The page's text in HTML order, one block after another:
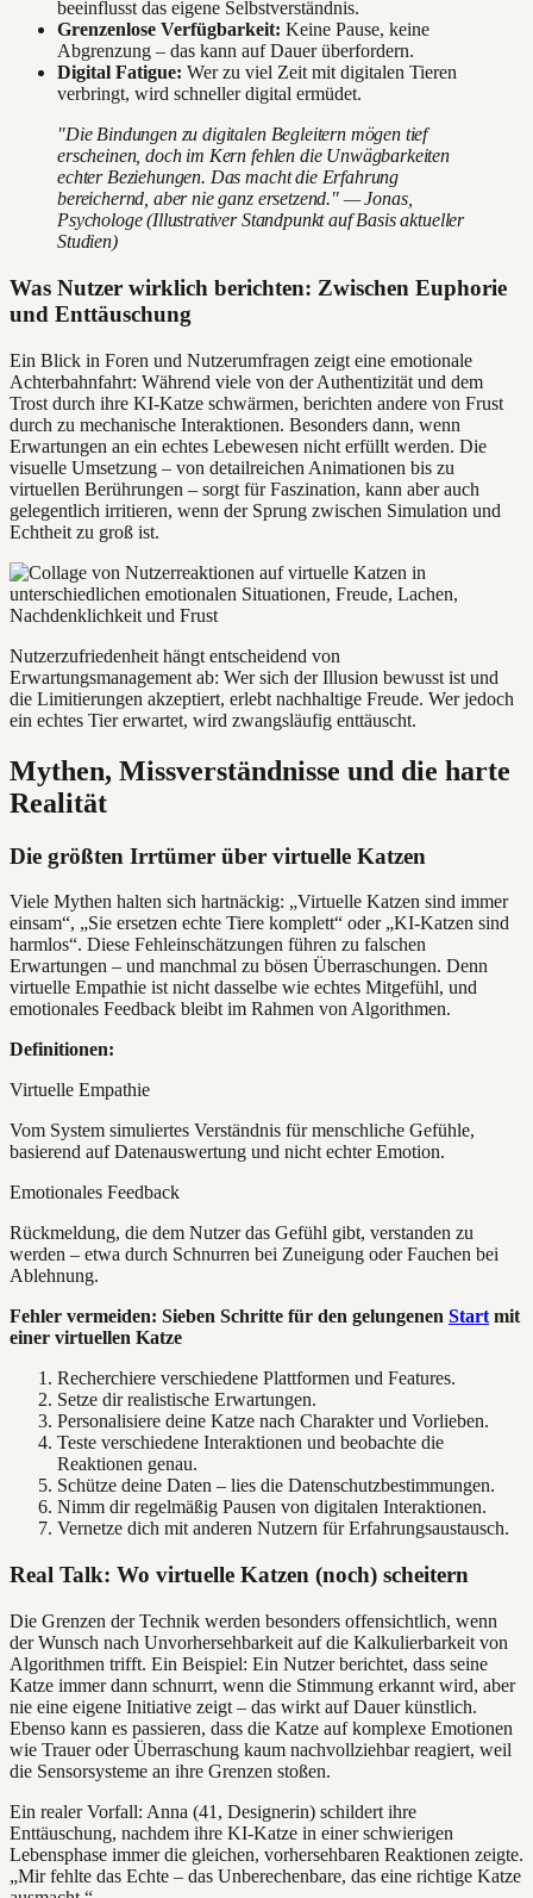
beeinflusst das eigene Selbstverständnis.
Grenzenlose Verfügbarkeit: Keine Pause, keine
Abgrenzung – das kann auf Dauer überfordern.
Digital Fatigue: Wer zu viel Zeit mit digitalen Tieren
verbringt, wird schneller digital ermüdet.
"Die Bindungen zu digitalen Begleitern mögen tief
erscheinen, doch im Kern fehlen die Unwägbarkeiten
echter Beziehungen. Das macht die Erfahrung
bereichernd, aber nie ganz ersetzend." — Jonas,
Psychologe (Illustrativer Standpunkt auf Basis aktueller
Studien)
Was Nutzer wirklich berichten: Zwischen Euphorie
und Enttäuschung
Ein Blick in Foren und Nutzerumfragen zeigt eine emotionale
Achterbahnfahrt: Während viele von der Authentizität und dem
Trost durch ihre KI-Katze schwärmen, berichten andere von Frust
durch zu mechanische Interaktionen. Besonders dann, wenn
Erwartungen an ein echtes Lebewesen nicht erfüllt werden. Die
visuelle Umsetzung – von detailreichen Animationen bis zu
virtuellen Berührungen – sorgt für Faszination, kann aber auch
gelegentlich irritieren, wenn der Sprung zwischen Simulation und
Echtheit zu groß ist.
Nutzerzufriedenheit hängt entscheidend von
Erwartungsmanagement ab: Wer sich der Illusion bewusst ist und
die Limitierungen akzeptiert, erlebt nachhaltige Freude. Wer jedoch
ein echtes Tier erwartet, wird zwangsläufig enttäuscht.
Mythen, Missverständnisse und die harte
Realität
Die größten Irrtümer über virtuelle Katzen
Viele Mythen halten sich hartnäckig: „Virtuelle Katzen sind immer
einsam“, „Sie ersetzen echte Tiere komplett“ oder „KI-Katzen sind
harmlos“. Diese Fehleinschätzungen führen zu falschen
Erwartungen – und manchmal zu bösen Überraschungen. Denn
virtuelle Empathie ist nicht dasselbe wie echtes Mitgefühl, und
emotionales Feedback bleibt im Rahmen von Algorithmen.
Definitionen:
Virtuelle Empathie
Vom System simuliertes Verständnis für menschliche Gefühle,
basierend auf Datenauswertung und nicht echter Emotion.
Emotionales Feedback
Rückmeldung, die dem Nutzer das Gefühl gibt, verstanden zu
werden – etwa durch Schnurren bei Zuneigung oder Fauchen bei
Ablehnung.
Fehler vermeiden: Sieben Schritte für den gelungenen Start mit
einer virtuellen Katze
Recherchiere verschiedene Plattformen und Features.
Setze dir realistische Erwartungen.
Personalisiere deine Katze nach Charakter und Vorlieben.
Teste verschiedene Interaktionen und beobachte die
Reaktionen genau.
Schütze deine Daten – lies die Datenschutzbestimmungen.
Nimm dir regelmäßig Pausen von digitalen Interaktionen.
Vernetze dich mit anderen Nutzern für Erfahrungsaustausch.
Real Talk: Wo virtuelle Katzen (noch) scheitern
Die Grenzen der Technik werden besonders offensichtlich, wenn
der Wunsch nach Unvorhersehbarkeit auf die Kalkulierbarkeit von
Algorithmen trifft. Ein Beispiel: Ein Nutzer berichtet, dass seine
Katze immer dann schnurrt, wenn die Stimmung erkannt wird, aber
nie eine eigene Initiative zeigt – das wirkt auf Dauer künstlich.
Ebenso kann es passieren, dass die Katze auf komplexe Emotionen
wie Trauer oder Überraschung kaum nachvollziehbar reagiert, weil
die Sensorsysteme an ihre Grenzen stoßen.
Ein realer Vorfall: Anna (41, Designerin) schildert ihre
Enttäuschung, nachdem ihre KI-Katze in einer schwierigen
Lebensphase immer die gleichen, vorhersehbaren Reaktionen zeigte.
„Mir fehlte das Echte – das Unberechenbare, das eine richtige Katze